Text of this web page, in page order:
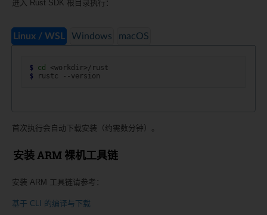
进入 Rust SDK 根目录执行：
Linux / WSL Windows macOS
$ cd
$
rustc
首次执行会自动下载安装（约需数分钟）。
安装 ARM 裸机工具链
安装 ARM 工具链请参考：
基于 CLI 的编译与下载